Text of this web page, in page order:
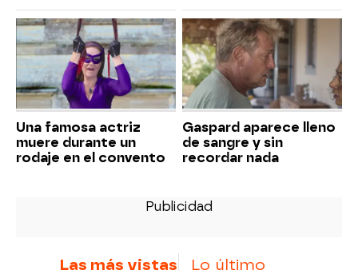
Una famosa actriz
muere durante un
rodaje en el convento
Gaspard aparece lleno
de sangre y sin
recordar nada
Las más vistas Lo último